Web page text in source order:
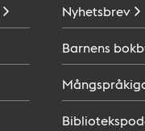
Nyhetsbrev
Barnens